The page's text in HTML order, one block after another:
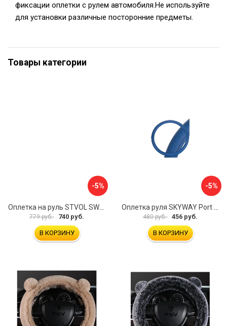
фиксации оплетки с рулем автомобиля.Не используйте
для установки различные посторонние предметы.
Товары категории
-5%
779 руб. 740 руб.
В КОРЗИНУ
-5%
480 руб. 456 руб.
В КОРЗИНУ